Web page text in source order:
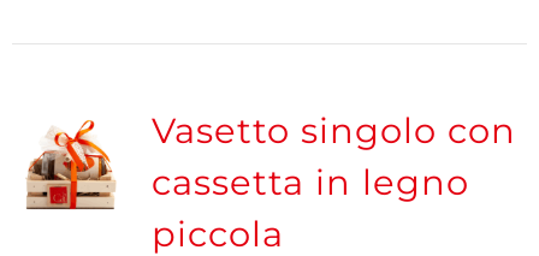
Vasetto singolo con
cassetta in legno
piccola